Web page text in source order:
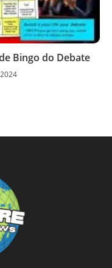
Bingo do Debate